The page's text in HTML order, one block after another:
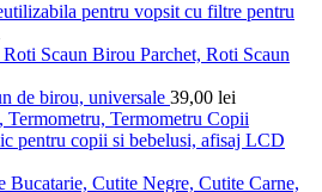
pentru vopsit cu filtre pentru
de birou, universale 39,00 lei
pentru copii si bebelusi, afisaj LCD